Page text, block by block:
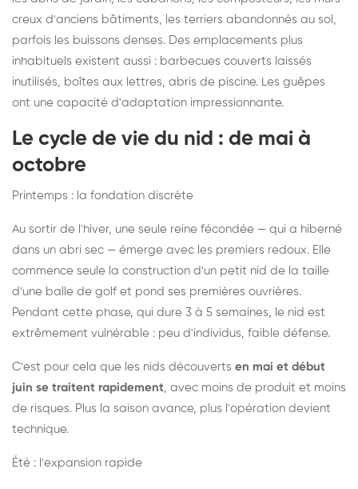
creux d'anciens bâtiments, les terriers abandonnés au sol,
parfois les buissons denses. Des emplacements plus
inhabituels existent aussi : barbecues couverts laissés
inutilisés, boîtes aux lettres, abris de piscine. Les guêpes
ont une capacité d'adaptation impressionnante.
Le cycle de vie du nid : de mai à
octobre
Printemps : la fondation discrète
Au sortir de l'hiver, une seule reine fécondée — qui a hiberné
dans un abri sec — émerge avec les premiers redoux. Elle
commence seule la construction d'un petit nid de la taille
d'une balle de golf et pond ses premières ouvrières.
Pendant cette phase, qui dure 3 à 5 semaines, le nid est
extrêmement vulnérable : peu d'individus, faible défense.
C'est pour cela que les nids découverts en mai et début
juin se traitent rapidement, avec moins de produit et moins
de risques. Plus la saison avance, plus l'opération devient
technique.
Été : l'expansion rapide